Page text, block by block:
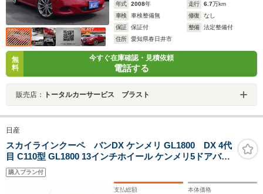
年式 2008年 走行 6.7万km
車検
車検整備無 修復
なし
保証
保証付 整備
法定整備付
住所
愛知県春日井市
無
料
今すぐ在庫確認・見積依頼
電話する
販売店： トータルカーサービス ブラスト
日産
スカイラインクーペ バンDX ケンメリ GL1800 DX 4代
目 C110型 GL1800 13インチホイール ケンメリ5ドアバン
VPC110 純正ホイールキャップ G18型エンジン ETC
購入プラン付
支払総額 本体価格